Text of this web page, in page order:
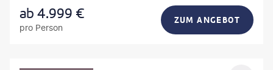
ab4.999 €
pro Person
ZUM ANGEBOT